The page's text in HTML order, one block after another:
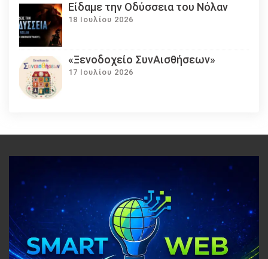
Eίδαμε την Οδύσσεια του Νόλαν
18 Ιουλίου 2026
«Ξενοδοχείο ΣυνΑισθήσεων»
17 Ιουλίου 2026